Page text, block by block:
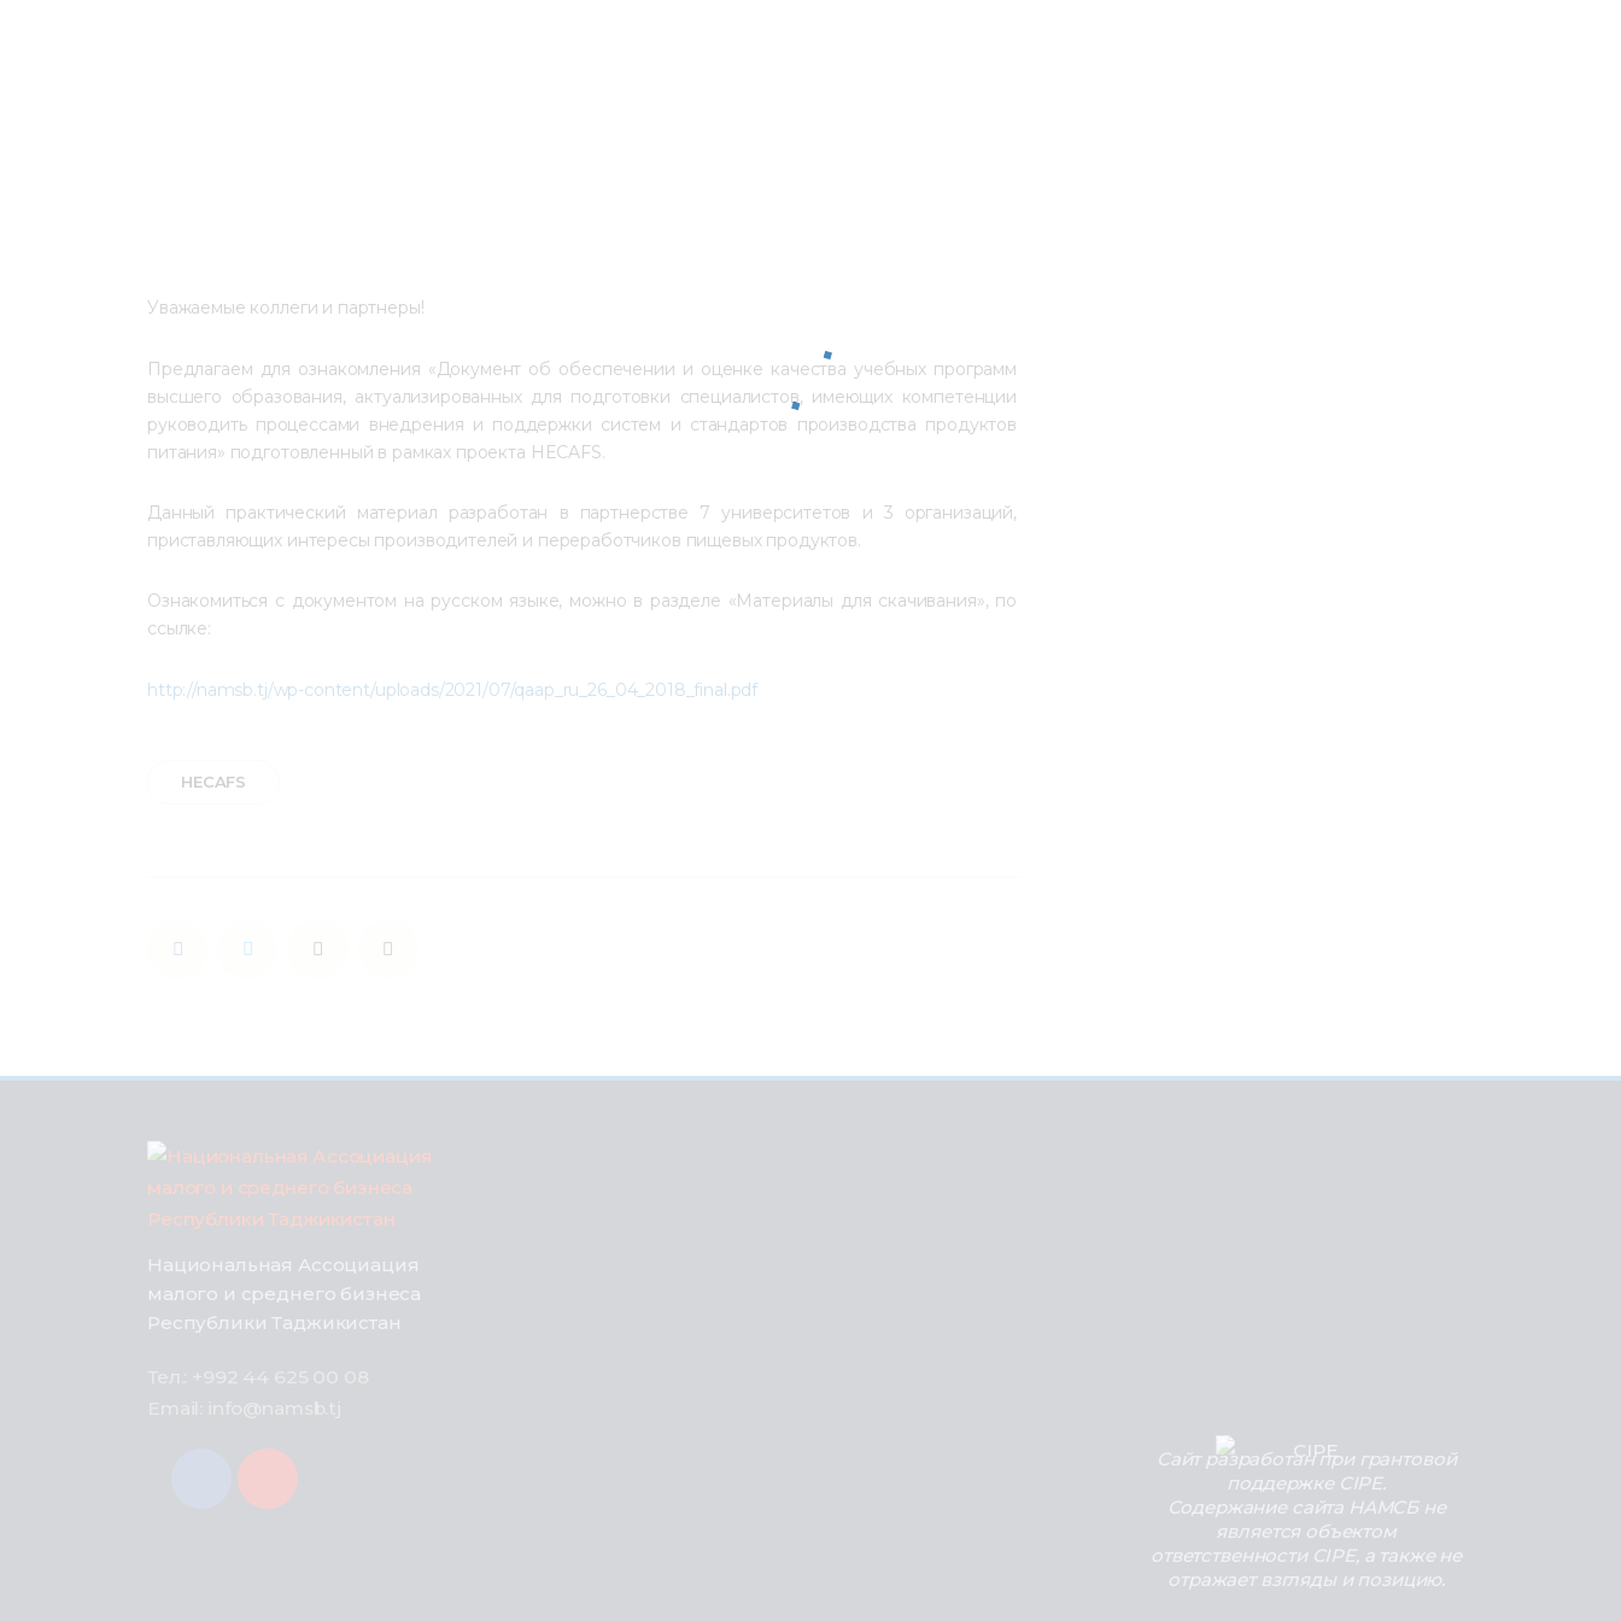
Уважаемые коллеги и партнеры!
Предлагаем для ознакомления «Документ об обеспечении и оценке качества учебных программ
высшего образования, актуализированных для подготовки специалистов, имеющих компетенции
руководить процессами внедрения и поддержки систем и стандартов производства продуктов
питания» подготовленный в рамках проекта HECAFS.
Данный практический материал разработан в партнерстве 7 университетов и 3 организаций,
приставляющих интересы производителей и переработчиков пищевых продуктов.
Ознакомиться с документом на русском языке, можно в разделе «Материалы для скачивания», по
ссылке:
http://namsb.tj/wp-content/uploads/2021/07/qaap_ru_26_04_2018_final.pdf
HECAFS
Национальная Ассоциация
малого и среднего бизнеса
Республики Таджикистан
Сайт разработан при грантовой
поддержке CIPE.
Содержание сайта НАМСБ не
является объектом
ответственности CIPE, а также не
отражает взгляды и позицию.